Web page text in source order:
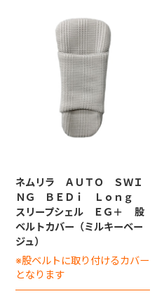
ネムリラ ＡＵＴＯ ＳＷＩ
ＮＧ ＢＥＤｉ Ｌｏｎｇ
スリープシェル ＥＧ＋ 股
ベルトカバー（ミルキーベー
ジュ）
※股ベルトに取り付けるカバー
となります